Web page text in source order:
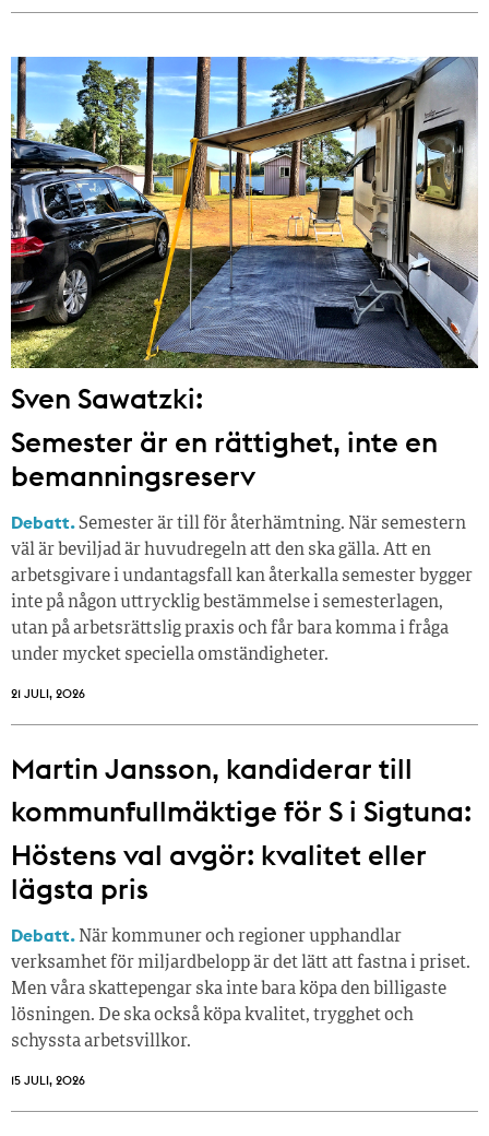
Sven Sawatzki:
Semester är en rättighet, inte en
bemanningsreserv
Debatt.Semester är till för återhämtning. När semestern
väl är beviljad är huvudregeln att den ska gälla. Att en
arbetsgivare i undantagsfall kan återkalla semester bygger
inte på någon uttrycklig bestämmelse i semesterlagen,
utan på arbetsrättslig praxis och får bara komma i fråga
under mycket speciella omständigheter.
21 JULI, 2026
Martin Jansson, kandiderar till
kommunfullmäktige för S i Sigtuna:
Höstens val avgör: kvalitet eller
lägsta pris
Debatt. När kommuner och regioner upphandlar
verksamhet för miljardbelopp är det lätt att fastna i priset.
Men våra skattepengar ska inte bara köpa den billigaste
lösningen. De ska också köpa kvalitet, trygghet och
schyssta arbetsvillkor.
15 JULI, 2026